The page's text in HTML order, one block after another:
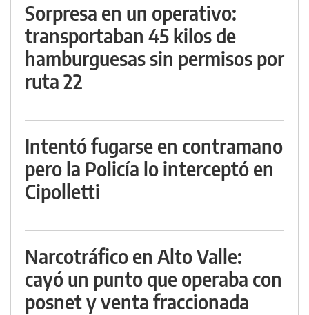
Sorpresa en un operativo:
transportaban 45 kilos de
hamburguesas sin permisos por
ruta 22
Intentó fugarse en contramano
pero la Policía lo interceptó en
Cipolletti
Narcotráfico en Alto Valle:
cayó un punto que operaba con
posnet y venta fraccionada